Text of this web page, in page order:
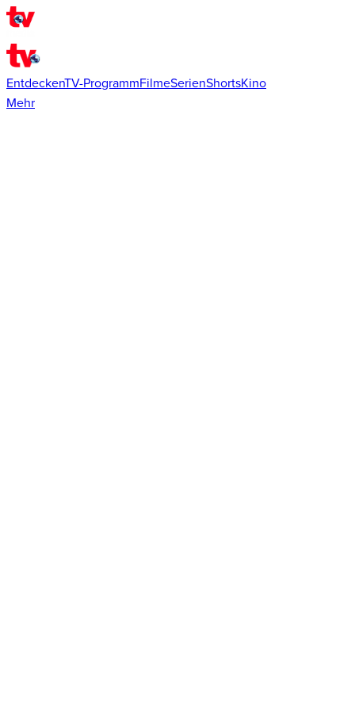
EntdeckenTV-ProgrammFilmeSerienShortsKino
Mehr